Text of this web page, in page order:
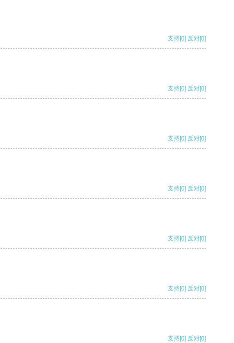
支持[0] 反对[0]
支持[0] 反对[0]
支持[0] 反对[0]
支持[0] 反对[0]
支持[0] 反对[0]
支持[0] 反对[0]
支持[0] 反对[0]